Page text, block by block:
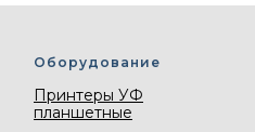
Оборудование
Принтеры УФ
планшетные